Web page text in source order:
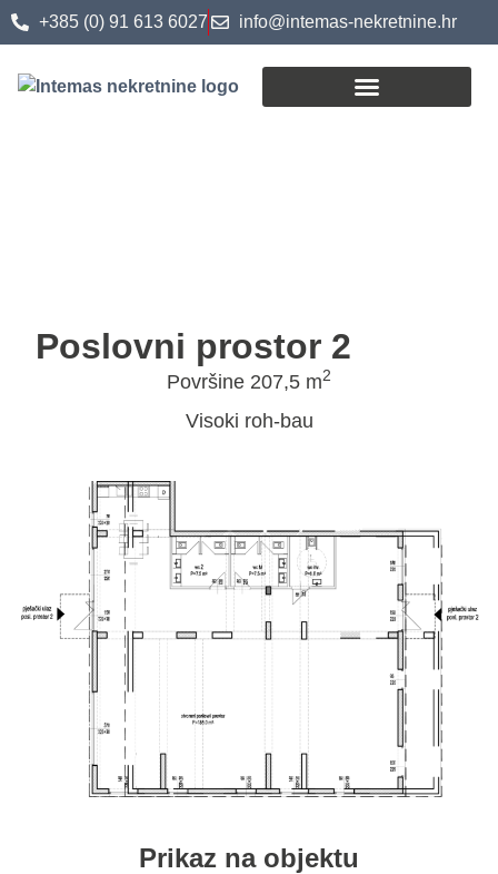
+385 (0) 91 613 6027 info@intemas-nekretnine.hr
Poslovni prostor 2
Površine 207,5 m2
Visoki roh-bau
Prikaz na objektu